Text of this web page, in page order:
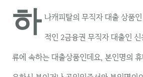
하 나캐피탈의 무직자 대출 상품
적인 2금융권 무직자 대출인
류에 속하는 대출상품인데요, 본인명의